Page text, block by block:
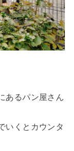
あるパン屋さん
いくとカウンタ